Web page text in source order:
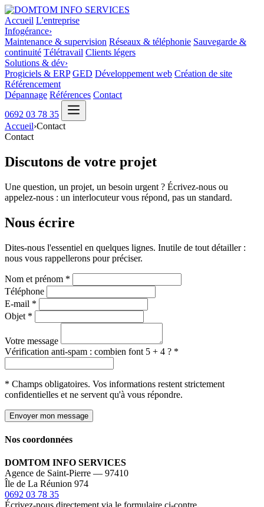
Accueil L'entreprise
Infogérance›
Maintenance & supervision Réseaux & téléphonie Sauvegarde &
continuité Télétravail Clients légers
Solutions & dév›
Progiciels & ERP GED Développement web Création de site
Référencement
Dépannage Références Contact
0692 03 78 35
Accueil›Contact
Contact
Discutons de votre projet
Une question, un projet, un besoin urgent ? Écrivez-nous ou
appelez-nous : un interlocuteur vous répond, pas un standard.
Nous écrire
Dites-nous l'essentiel en quelques lignes. Inutile de tout détailler :
nous vous rappellerons pour préciser.
Nom et prénom *
Téléphone
E-mail *
Objet *
Votre message
Vérification anti-spam : combien font 5 + 4 ? *
* Champs obligatoires. Vos informations restent strictement
confidentielles et ne servent qu'à vous répondre.
Envoyer mon message
Nos coordonnées
DOMTOM INFO SERVICES
Agence de Saint-Pierre — 97410
Île de La Réunion 974
0692 03 78 35